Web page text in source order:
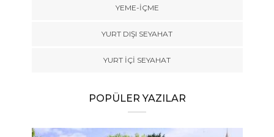
YEME-İÇME
YURT DIŞI SEYAHAT
YURT İÇİ SEYAHAT
POPÜLER YAZILAR